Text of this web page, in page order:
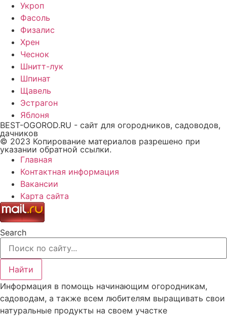
Укроп
Фасоль
Физалис
Хрен
Чеснок
Шнитт-лук
Шпинат
Щавель
Эстрагон
Яблоня
BEST-OGOROD.RU - сайт для огородников, садоводов,
дачников
© 2023 Копирование материалов разрешено при
указании обратной ссылки.
Главная
Контактная информация
Вакансии
Карта сайта
Search
Найти
Информация в помощь начинающим огородникам,
садоводам, а также всем любителям выращивать свои
натуральные продукты на своем участке